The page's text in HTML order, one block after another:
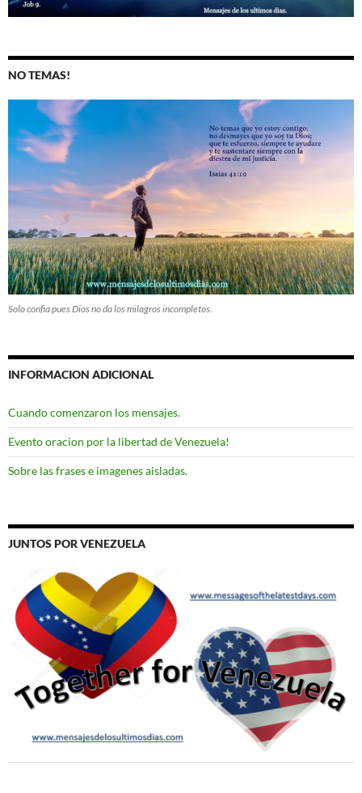
NO TEMAS!
Solo confia pues Dios no da los milagros incompletos.
INFORMACION ADICIONAL
Cuando comenzaron los mensajes.
Evento oracion por la libertad de Venezuela!
Sobre las frases e imagenes aisladas.
JUNTOS POR VENEZUELA